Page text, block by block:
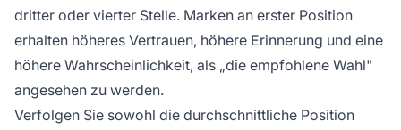
dritter oder vierter Stelle. Marken an erster Position
erhalten höheres Vertrauen, höhere Erinnerung und eine
höhere Wahrscheinlichkeit, als „die empfohlene Wahl"
angesehen zu werden.
Verfolgen Sie sowohl die durchschnittliche Position